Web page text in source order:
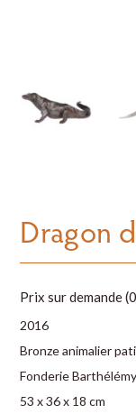
Dragon
Prix sur demande
2016
Bronze animalier
Fonderie
53 x 36 x 18 cm